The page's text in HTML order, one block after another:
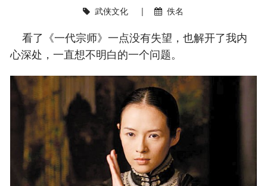
武侠文化 | 佚名
看了《一代宗师》一点没有失望，也解开了我内
心深处，一直想不明白的一个问题。